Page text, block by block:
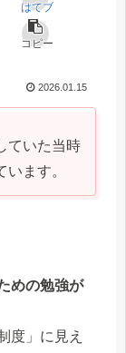
はてブ
コピー
2026.01.15
ていた当時
ます。
めの勉強が
度」に見え